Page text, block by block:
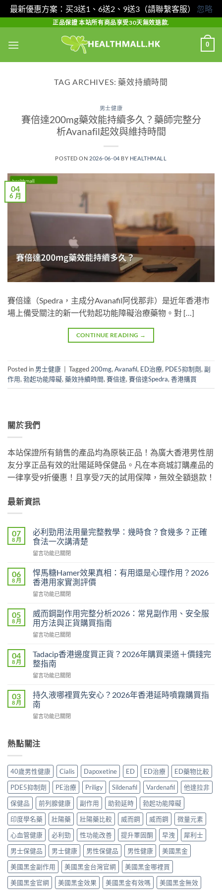
最新優惠方案：买3送1、6送2、9送3（請聯繫客服） 忽略
content
正品保證 本站所有商品享受30天無效退款.
0
TAG ARCHIVES: 藥效持續時間
男士健康
賽倍達200mg藥效能持續多久？藥師完整分
析Avanafil起效與維持時間
POSTED ON 2026-06-04 BY HEALTHMALL
04
6 月
賽倍達（Spedra，主成分Avanafil阿伐那非）是近年香港市
場上備受關注的新一代勃起功能障礙治療藥物。對 […]
CONTINUE READING →
Posted in 男士健康 Tagged200mg,Avanafil, ED治療, PDE5抑制劑,副
作用,勃起功能障礙,藥效持續時間,賽倍達,賽倍達Spedra,香港購買
關於我們
本站保證所有銷售的產品均為原裝正品！為廣大香港男性朋
友分享正品有效的壯陽延時保健品。凡在本商城訂購產品的
一律享受9折優惠！且享受7天的試用保障，無效全額退款！
最新資訊
07
8 月
必利勁用法用量完整教學：幾時食？食幾多？正確
食法一次講清楚
在
利
勁
用
法
量
完
整
教
幾
時
食
多？
正
確
一
次
清
楚〉
中
留言功能已關閉
06
8 月
悍馬糖Hamer效果真相：有用還是心理作用？2026
香港用家實測評價
在
馬
糖
Hamer
效
真
相：
用
是
心
作
香
家
實
測
評
價〉
中
留言功能已關閉
05
8 月
威而鋼副作用完整分析2026：常見副作用、安全服
用方法與正貨購買指南
在
而
鋼
副
作
完
整
分
析
見
用、
安
全
服
方
法
與
正
貨
購
買
指
南〉
中
留言功能已關閉
04
8 月
Tadacip香港邊度買正貨？2026年購買渠道＋價錢完
整指南
在
香
港
邊
度
貨？
購
買
渠
道
價
錢
完
整
指
南〉
中
留言功能已關閉
03
8 月
持久液哪裡買先安心？2026年香港延時噴霧購買指
南
在
液
哪
買
先
安
心？
2026
年
香
港
延
時
噴
霧
購
買
指
留言功能已關閉
熱點關注
40歲男性健康 Cialis Dapoxetine ED ED治療
ED藥物比較
PDE5抑制劑
PE治療 Priligy Sildenafil Vardenafil
他達拉非
保健品
前列腺健康 副作用 助勃延時
勃起功能障礙
印度學名藥
壯陽藥 壯陽藥比較 威而鋼 威而鋼
微量元素
心血管健康
必利勁 性功能改善 提升睪固酮 早洩
犀利士
男士保健品
男士健康 男性保健品 男性健康
美國黑金
美國黑金副作用
美國黑金台灣官網
美國黑金哪裡買
美國黑金官網
美國黑金效果 美國黑金有效嗎 美國黑金無效